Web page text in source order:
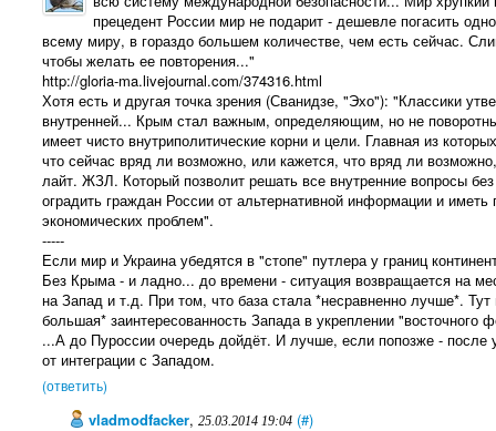
прецедент России мир не подарит - дешевле погасить
всему миру, в гораздо большем количестве, чем есть сейчас.
чтобы желать ее повторения..."
http://gloria-ma.livejournal.com/374316.html
Хотя есть и другая точка зрения (Сванидзе, "Эхо"): "Классики
внутренней... Крым стал важным, определяющим, но не
имеет чисто внутриполитические корни и цели. Главная из
что сейчас вряд ли возможно, или кажется, что вряд ли
лайт. ЖЗЛ. Который позволит решать все внутренние вопросы
оградить граждан России от альтернативной информации и
экономических проблем".
-----
Если мир и Украина убедятся в "стопе" путлера у границ
Без Крыма - и ладно... до времени - ситуация возвращается на
на Запад и т.д. При том, что база стала *несравненно лучше*.
большая* заинтересованность Запада в укреплении "восточного
...А до Пуроссии очередь дойдёт. И лучше, если попозже -
от интеграции с Западом.
(ответить)
vladmodfacker,25.03.2014 19:04 (#)